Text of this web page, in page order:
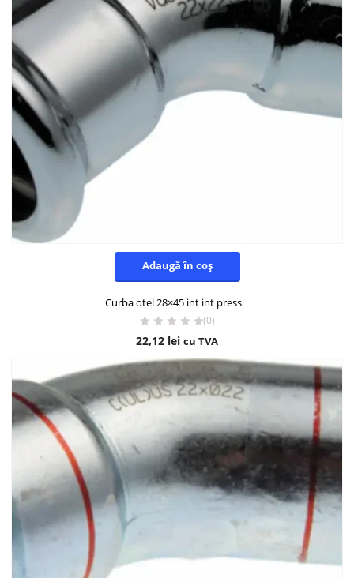
Adaugă în coș
Curba otel 28×45 int int press
(0)
22,12 lei cu TVA